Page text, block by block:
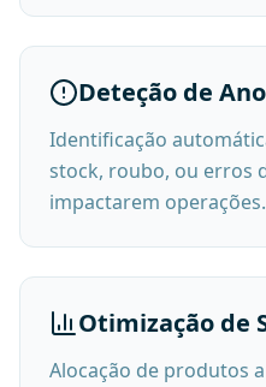
Deteção de
Identificação
stock, roubo, ou erros
impactarem operações.
Otimização de
Alocação de produtos